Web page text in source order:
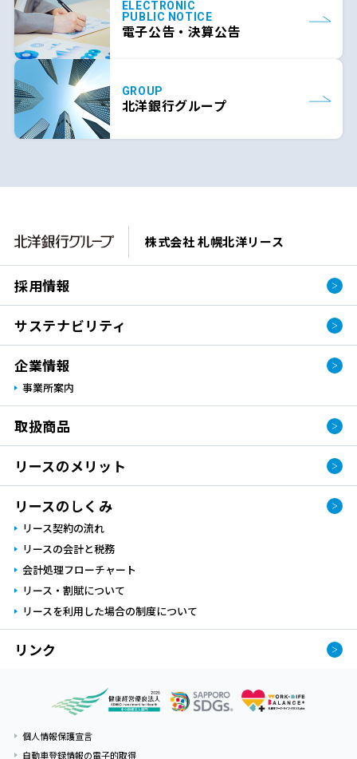
ELECTRONIC
PUBLIC NOTICE
電子公告・ 決算公告
GROUP
北洋銀行グループ
株式会社 札幌北洋リース
採用情報
サステナビリティ
企業情報
事業所案内
取扱商品
リースのメリット
リースのしくみ
リース契約の流れ
リースの会計と税務
会計処理フローチャート
リース・割賦について
リースを利⽤した場合の制度について
リンク
個人情報保護宣言
自動車登録情報の電子的取得